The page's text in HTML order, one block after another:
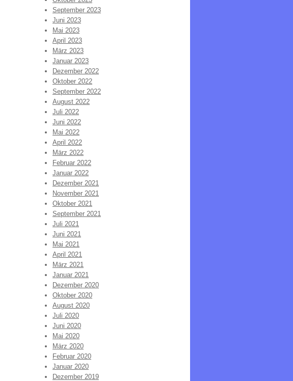
September 2023
Juni 2023
Mai 2023
April 2023
März 2023
Januar 2023
Dezember 2022
Oktober 2022
September 2022
August 2022
Juli 2022
Juni 2022
Mai 2022
April 2022
März 2022
Februar 2022
Januar 2022
Dezember 2021
November 2021
Oktober 2021
September 2021
Juli 2021
Juni 2021
Mai 2021
April 2021
März 2021
Januar 2021
Dezember 2020
Oktober 2020
August 2020
Juli 2020
Juni 2020
Mai 2020
März 2020
Februar 2020
Januar 2020
Dezember 2019